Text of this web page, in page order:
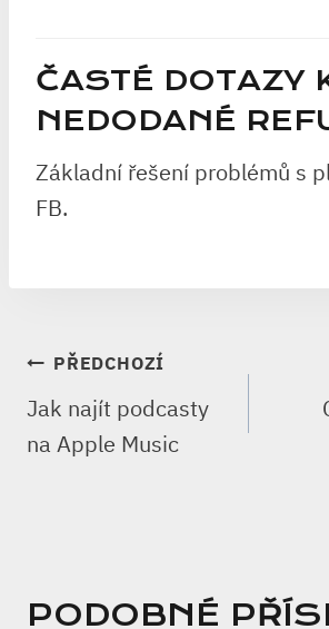
ČASTÉ DOTAZY
NEDODANÉ
Základní řešení problémů s
FB.
NAVIGACE
PRO
PŘÍSPĚVEK
PŘEDCHOZÍ
Jak najít podcasty
na Apple Music
PODOBNÉ